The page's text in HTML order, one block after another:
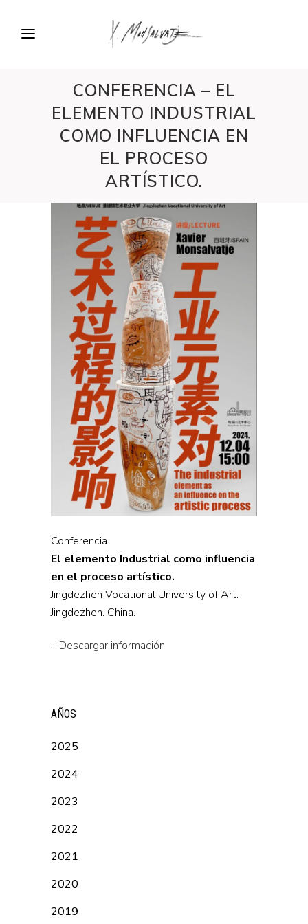
CONFERENCIA – EL
ELEMENTO INDUSTRIAL
COMO INFLUENCIA EN
EL PROCESO
ARTÍSTICO.
Conferencia
El elemento Industrial como influencia
en el proceso artístico.
Jingdezhen Vocational University of Art.
Jingdezhen. China.
– Descargar información
AÑOS
2025
2024
2023
2022
2021
2020
2019